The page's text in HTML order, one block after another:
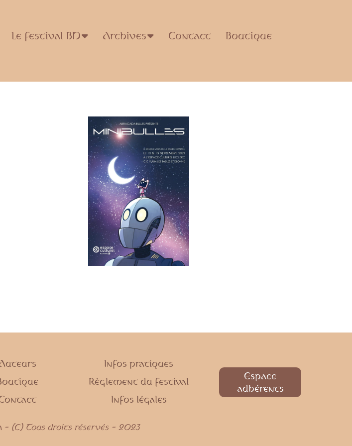
Le festival BD Archives Contact Boutique
Infos pratiques
Règlement du festival
Infos légales
Espace
adhérents
- (C) Tous droits réservés - 2023